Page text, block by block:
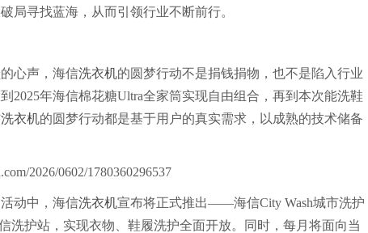
局寻找蓝海，从而引领行业不断前行。
心声，海信洗衣机的圆梦行动不是捐钱捐物，也不是陷入行业
2025年海信棉花糖Ultra全家筒实现自由组合，再到本次能洗鞋
洗衣机的圆梦行动都是基于用户的真实需求，以成熟的技术储备
动中，海信洗衣机宣布将正式推出——海信City Wash城市洗护
洗护站，实现衣物、鞋履洗护全面开放。同时，每月将面向当